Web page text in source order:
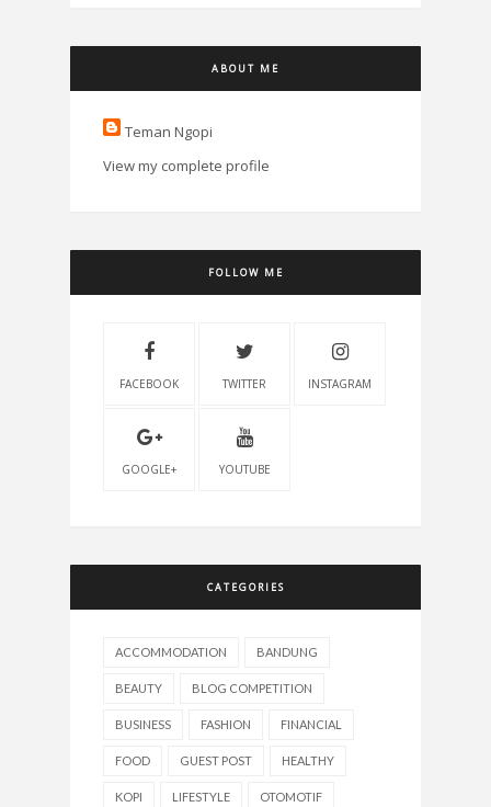
ABOUT ME
Teman Ngopi
View my complete profile
FOLLOW ME
FACEBOOK TWITTER INSTAGRAM
GOOGLE+ YOUTUBE
CATEGORIES
ACCOMMODATION BANDUNG
BEAUTY BLOG COMPETITION
BUSINESS FASHION FINANCIAL
FOOD GUEST POST HEALTHY
KOPI LIFESTYLE OTOMOTIF